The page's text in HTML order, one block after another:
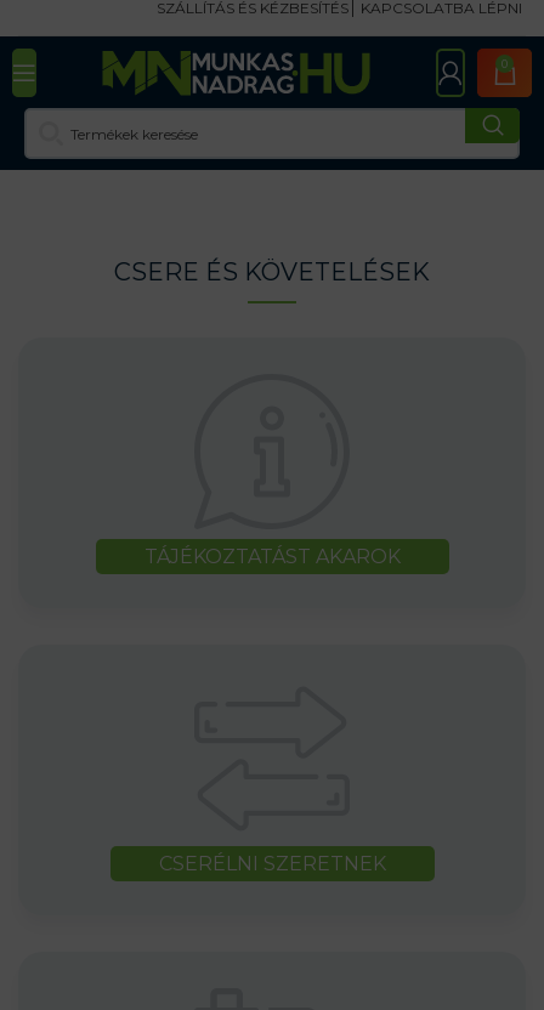
SZÁLLÍTÁS ÉS KÉZBESÍTÉS KAPCSOLATBA LÉPNI
0
CSERE ÉS KÖVETELÉSEK
TÁJÉKOZTATÁST AKAROK
CSERÉLNI SZERETNEK